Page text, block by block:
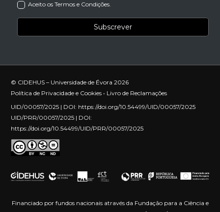
Aceito os Termos e Condições.
© CIDEHUS – Universidade de Évora 2026
Política de Privacidade e Cookies • Livro de Reclamações
UID/00057/2025 | DOI: https://doi.org/10.54499/UID/00057/2025
UID/PRR/00057/2025 | DOI:
https://doi.org/10.54499/UID/PRR/00057/2025
Financiado por fundos nacionais através da Fundação para a Ciência e